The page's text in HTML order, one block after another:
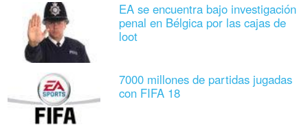
EA se encuentra bajo investigación
penal en Bélgica por las cajas de
loot
7000 millones de partidas jugadas
con FIFA 18